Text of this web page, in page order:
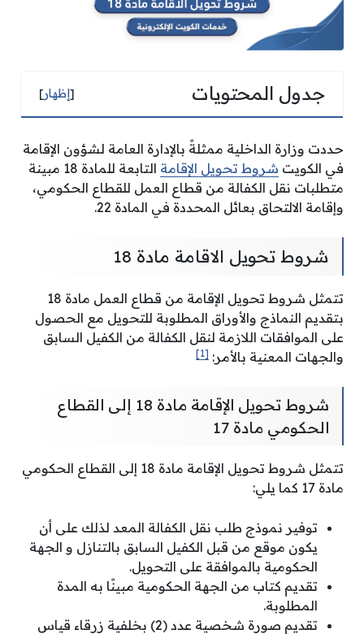
جدول المحتويات [إظهار]
حددت وزارة الداخلية ممثلةً بالإدارة العامة لشؤون الإقامة
في الكويت شروط تحويل الإقامة
التابعة للمادة 18 مبينة
متطلبات نقل الكفالة من قطاع العمل للقطاع الحكومي،
وإقامة الالتحاق بعائل المحددة في المادة 22.
شروط تحويل الاقامة مادة 18
تتمثل شروط تحويل الإقامة من قطاع العمل مادة 18
بتقديم النماذج والأوراق المطلوبة للتحويل مع الحصول
على الموافقات اللازمة لنقل الكفالة من الكفيل السابق
والجهات المعنية بالأمر: [1]
شروط تحويل الإقامة مادة 18 إلى القطاع
الحكومي مادة 17
تتمثل شروط تحويل الإقامة مادة 18 إلى القطاع الحكومي
مادة 17 كما يلي:
توفير نموذج طلب نقل الكفالة المعد لذلك على أن
يكون موقع من قبل الكفيل السابق بالتنازل و الجهة
الحكومية بالموافقة على التحويل.
تقديم كتاب من الجهة الحكومية مبينًا به المدة
المطلوبة.
تقديم صورة شخصية عدد (2) بخلفية زرقاء قياس